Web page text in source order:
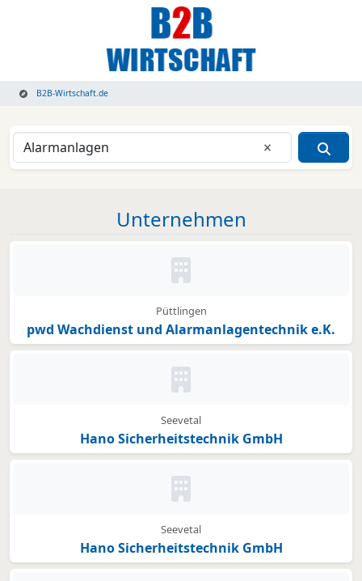
B2B-Wirtschaft.de
Eingabe
Unternehmen
Kein Bild oder Logo hinterlegt
Püttlingen
pwd Wachdienst und Alarmanlagentechnik e.K.
Kein Bild oder Logo hinterlegt
Seevetal
Hano Sicherheitstechnik GmbH
Kein Bild oder Logo hinterlegt
Seevetal
Hano Sicherheitstechnik GmbH